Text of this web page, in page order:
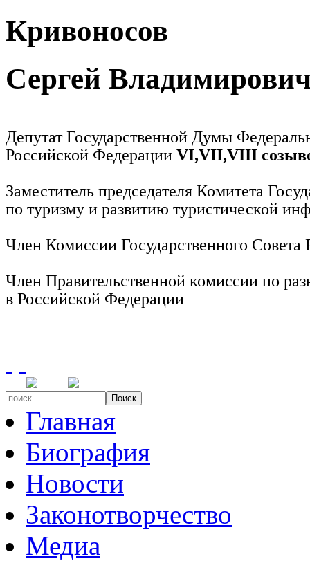
Кривоносов
Сергей
Депутат Государственной Думы
Российской Федерации VI,VII,VIII
Заместитель председателя Комитета
по туризму и развитию туристической
Член Комиссии Государственного
Член Правительственной комиссии по
в Российской Федерации
Поиск
Главная
Биография
Новости
Законотворчество
Медиа